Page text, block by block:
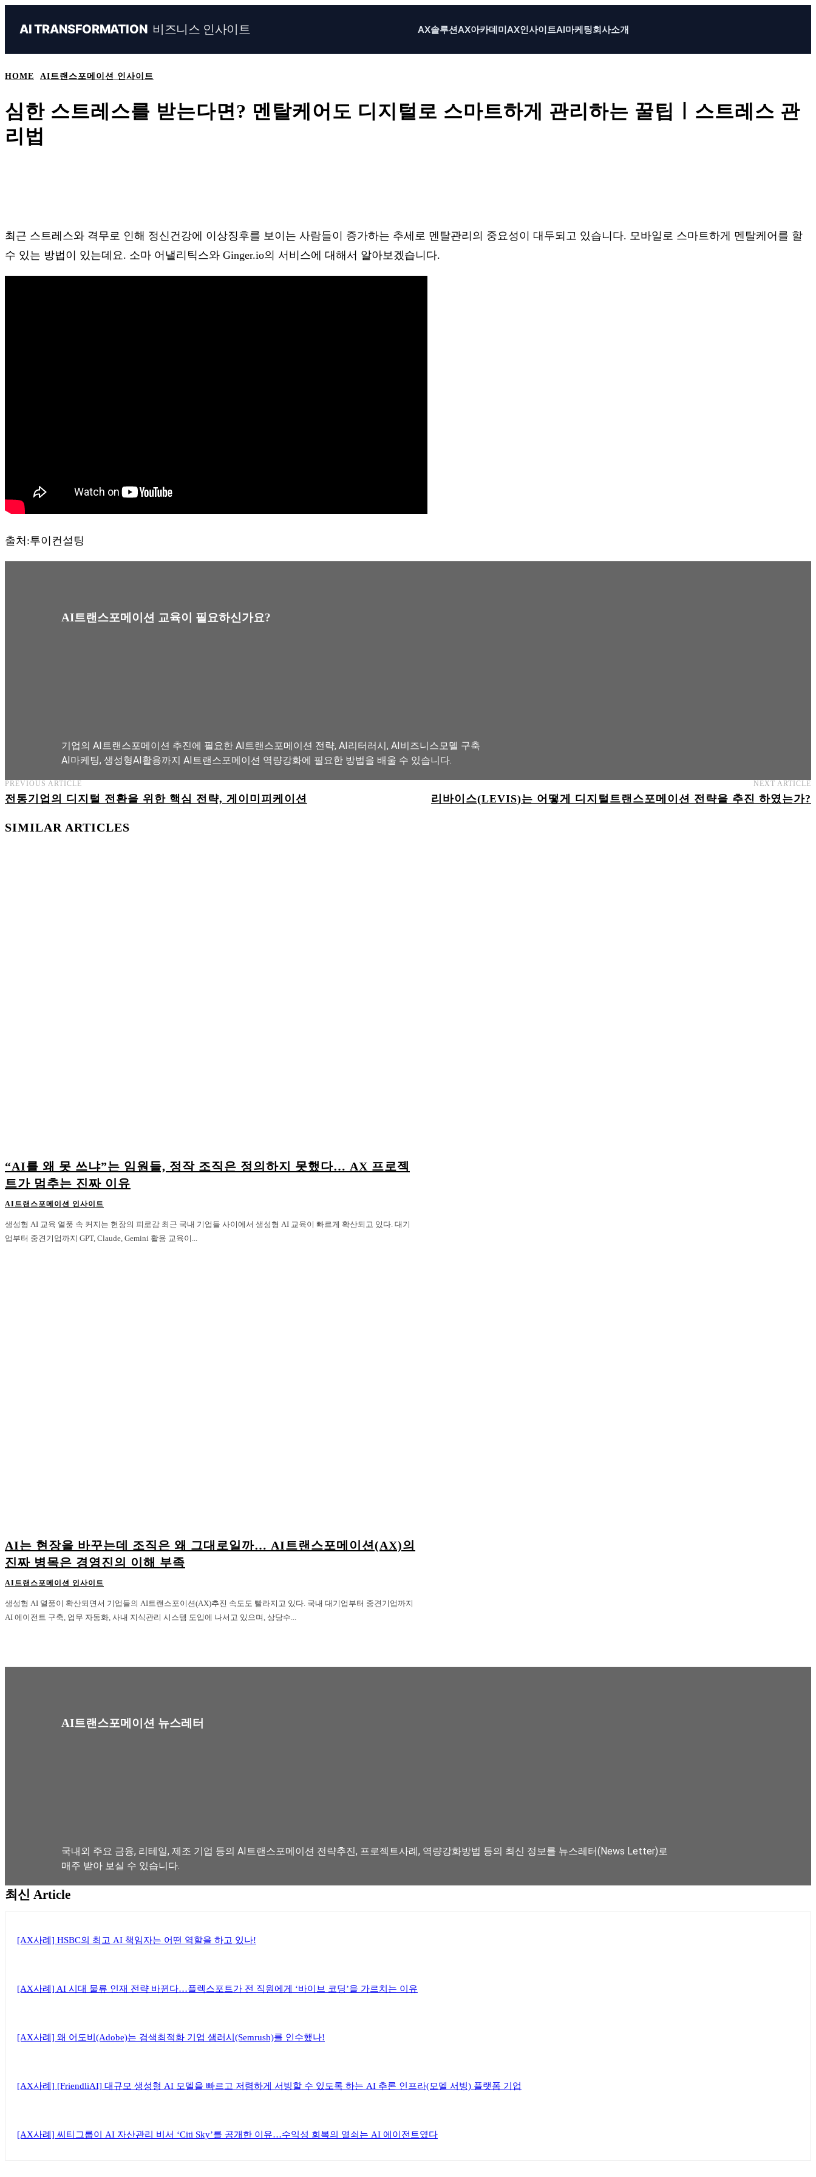
AI TRANSFORMATION 비즈니스 인사이트 AX솔루션AX아카데미AX인사이트AI마케팅회사소개
HOME AI트랜스포메이션 인사이트
심한 스트레스를 받는다면? 멘탈케어도 디지털로 스마트하게 관리하는 꿀팁ㅣ스트레스 관
리법
최근 스트레스와 격무로 인해 정신건강에 이상징후를 보이는 사람들이 증가하는 추세로 멘탈관리의 중요성이 대두되고 있습니다. 모바일로 스마트하게 멘탈케어를 할
수 있는 방법이 있는데요. 소마 어낼리틱스와 Ginger.io의 서비스에 대해서 알아보겠습니다.
출처:투이컨설팅
AI트랜스포메이션 교육이 필요하신가요?
기업의 AI트랜스포메이션 추진에 필요한 AI트랜스포메이션 전략, AI리터러시, AI비즈니스모델 구축
AI마케팅, 생성형AI활용까지 AI트랜스포메이션 역량강화에 필요한 방법을 배울 수 있습니다.
AI트랜스포메이션 아카데미 교육과정 보기
PREVIOUS ARTICLE
전통기업의 디지털 전환을 위한 핵심 전략, 게이미피케이션
NEXT ARTICLE
리바이스(LEVIS)는 어떻게 디지털트랜스포메이션 전략을 추진 하였는가?
SIMILAR ARTICLES
“AI를 왜 못 쓰냐”는 임원들, 정작 조직은 정의하지 못했다… AX 프로젝
트가 멈추는 진짜 이유
AI트랜스포메이션 인사이트
생성형 AI 교육 열풍 속 커지는 현장의 피로감 최근 국내 기업들 사이에서 생성형 AI 교육이 빠르게 확산되고 있다. 대기
업부터 중견기업까지 GPT, Claude, Gemini 활용 교육이...
AI는 현장을 바꾸는데 조직은 왜 그대로일까… AI트랜스포메이션(AX)의
진짜 병목은 경영진의 이해 부족
AI트랜스포메이션 인사이트
생성형 AI 열풍이 확산되면서 기업들의 AI트랜스포이션(AX)추진 속도도 빨라지고 있다. 국내 대기업부터 중견기업까지
AI 에이전트 구축, 업무 자동화, 사내 지식관리 시스템 도입에 나서고 있으며, 상당수...
AI트랜스포메이션 뉴스레터
국내외 주요 금융, 리테일, 제조 기업 등의 AI트랜스포메이션 전략추진, 프로젝트사례, 역량강화방법 등의 최신 정보를 뉴스레터(News Letter)로
매주 받아 보실 수 있습니다.
최신 Article
[AX사례] HSBC의 최고 AI 책임자는 어떤 역할을 하고 있나!
[AX사례] AI 시대 물류 인재 전략 바뀐다…플렉스포트가 전 직원에게 ‘바이브 코딩’을 가르치는 이유
[AX사례] 왜 어도비(Adobe)는 검색최적화 기업 샘러시(Semrush)를 인수했나!
[AX사례] [FriendliAI] 대규모 생성형 AI 모델을 빠르고 저렴하게 서빙할 수 있도록 하는 AI 추론 인프라(모델 서빙) 플랫폼 기업
[AX사례] 씨티그룹이 AI 자산관리 비서 ‘Citi Sky’를 공개한 이유…수익성 회복의 열쇠는 AI 에이전트였다